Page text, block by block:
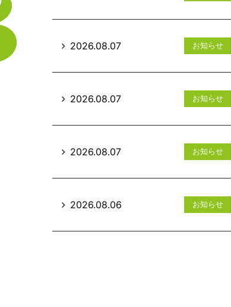
2026.08.07 お知らせ
2026.08.07 お知らせ
2026.08.07 お知らせ
2026.08.06 お知らせ